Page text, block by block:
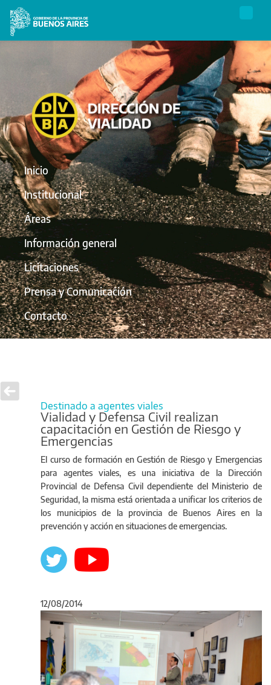
Inicio
Institucional
Áreas
Información general
Licitaciones
Prensa y Comunicación
Contacto
Destinado a agentes viales
Vialidad y Defensa Civil realizan
capacitación en Gestión de Riesgo y
Emergencias
El curso de formación en Gestión de Riesgo y Emergencias
para agentes viales, es una iniciativa de la Dirección
Provincial de Defensa Civil dependiente del Ministerio de
Seguridad, la misma está orientada a unificar los criterios de
los municipios de la provincia de Buenos Aires en la
prevención y acción en situaciones de emergencias.
12/08/2014
Anterior